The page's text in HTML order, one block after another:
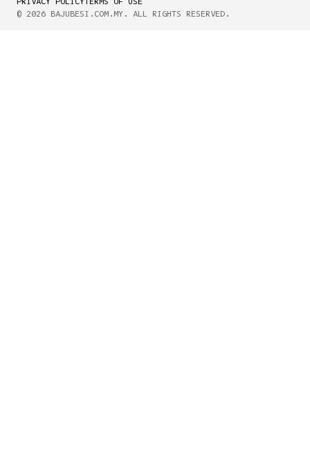
© 2026 BAJUBESI.COM.MY. ALL RIGHTS RESERVED.